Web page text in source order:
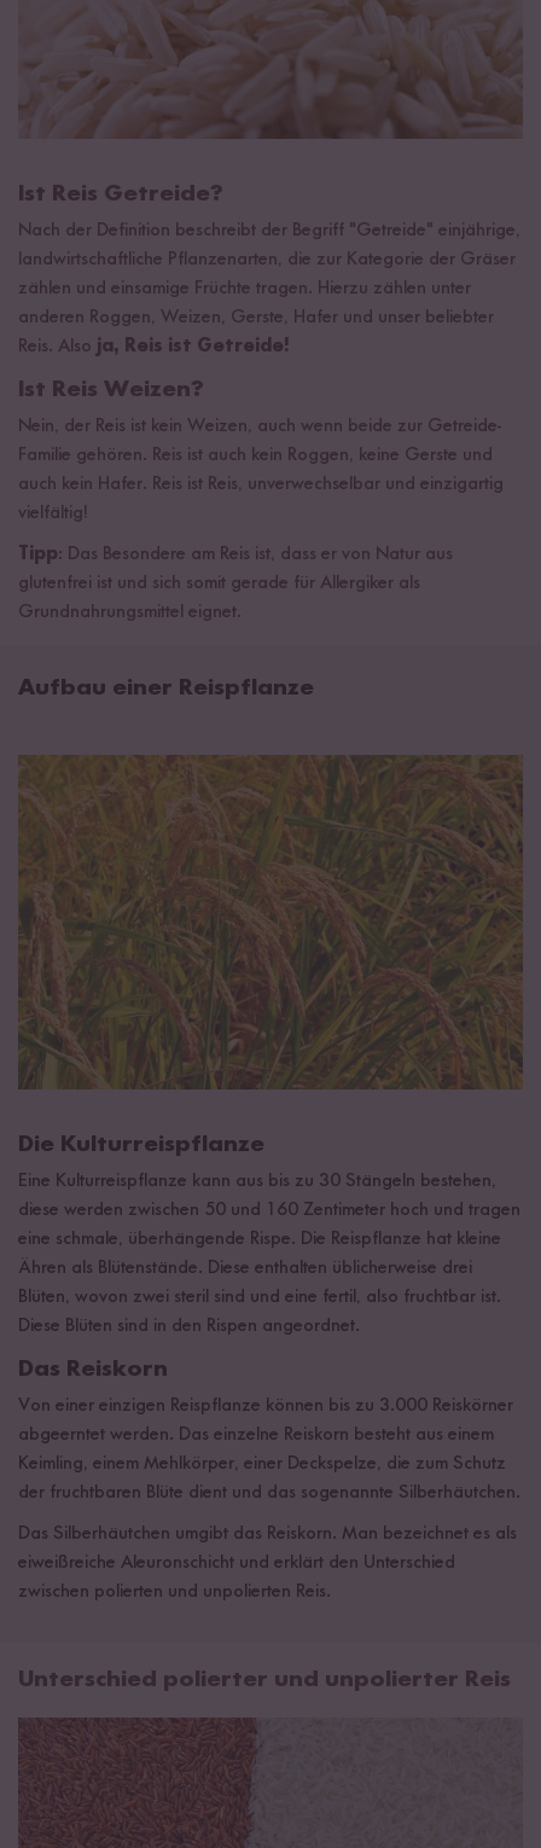
Ist Reis Getreide?
Nach der Definition beschreibt der Begriff "Getreide" einjährige,
landwirtschaftliche Pflanzenarten, die zur Kategorie der Gräser
zählen und einsamige Früchte tragen. Hierzu zählen unter
anderen Roggen, Weizen, Gerste, Hafer und unser beliebter
Reis. Also ja, Reis ist Getreide!
Ist Reis Weizen?
Nein, der Reis ist kein Weizen, auch wenn beide zur Getreide-
Familie gehören. Reis ist auch kein Roggen, keine Gerste und
auch kein Hafer. Reis ist Reis, unverwechselbar und einzigartig
vielfältig!
Tipp: Das Besondere am Reis ist, dass er von Natur aus
glutenfrei ist und sich somit gerade für Allergiker als
Grundnahrungsmittel eignet.
Aufbau einer Reispflanze
Die Kulturreispflanze
Eine Kulturreispflanze kann aus bis zu 30 Stängeln bestehen,
diese werden zwischen 50 und 160 Zentimeter hoch und tragen
eine schmale, überhängende Rispe. Die Reispflanze hat kleine
Ähren als Blütenstände. Diese enthalten üblicherweise drei
Blüten, wovon zwei steril sind und eine fertil, also fruchtbar ist.
Diese Blüten sind in den Rispen angeordnet.
Das Reiskorn
Von einer einzigen Reispflanze können bis zu 3.000 Reiskörner
abgeerntet werden. Das einzelne Reiskorn besteht aus einem
Keimling, einem Mehlkörper, einer Deckspelze, die zum Schutz
der fruchtbaren Blüte dient und das sogenannte Silberhäutchen.
Das Silberhäutchen umgibt das Reiskorn. Man bezeichnet es als
eiweißreiche Aleuronschicht und erklärt den Unterschied
zwischen polierten und unpolierten Reis.
Unterschied polierter und unpolierter Reis